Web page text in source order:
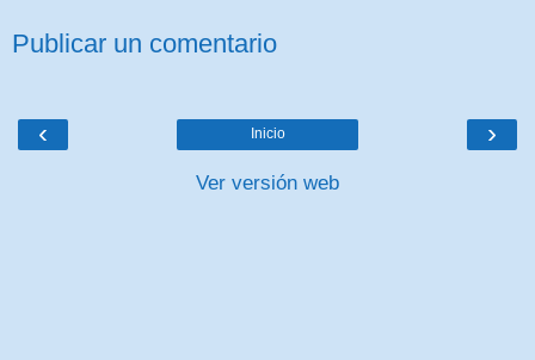
Publicar un comentario
‹ ›
Inicio
Ver versión web